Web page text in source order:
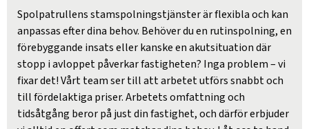
Spolpatrullens stamspolningstjänster är flexibla och kan
anpassas efter dina behov. Behöver du en rutinspolning, en
förebyggande insats eller kanske en akutsituation där
stopp i avloppet påverkar fastigheten? Inga problem – vi
fixar det! Vårt team ser till att arbetet utförs snabbt och
till fördelaktiga priser. Arbetets omfattning och
tidsåtgång beror på just din fastighet, och därför erbjuder